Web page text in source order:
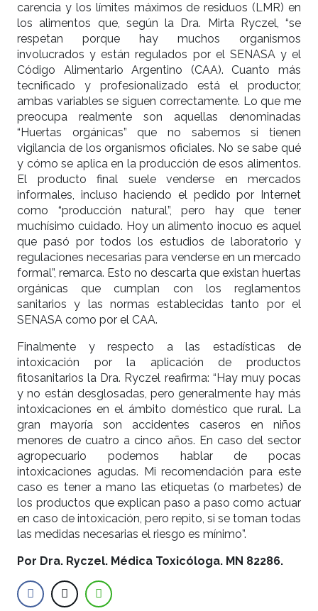
carencia y los límites máximos de residuos (LMR) en
los alimentos que, según la Dra. Mirta Ryczel, “se
respetan porque hay muchos organismos
involucrados y están regulados por el SENASA y el
Código Alimentario Argentino (CAA). Cuanto más
tecnificado y profesionalizado está el productor,
ambas variables se siguen correctamente. Lo que me
preocupa realmente son aquellas denominadas
“Huertas orgánicas” que no sabemos si tienen
vigilancia de los organismos oficiales. No se sabe qué
y cómo se aplica en la producción de esos alimentos.
El producto final suele venderse en mercados
informales, incluso haciendo el pedido por Internet
como “producción natural”, pero hay que tener
muchísimo cuidado. Hoy un alimento inocuo es aquel
que pasó por todos los estudios de laboratorio y
regulaciones necesarias para venderse en un mercado
formal”, remarca. Esto no descarta que existan huertas
orgánicas que cumplan con los reglamentos
sanitarios y las normas establecidas tanto por el
SENASA como por el CAA.
Finalmente y respecto a las estadísticas de
intoxicación por la aplicación de productos
fitosanitarios la Dra. Ryczel reafirma: “Hay muy pocas
y no están desglosadas, pero generalmente hay más
intoxicaciones en el ámbito doméstico que rural. La
gran mayoría son accidentes caseros en niños
menores de cuatro a cinco años. En caso del sector
agropecuario podemos hablar de pocas
intoxicaciones agudas. Mi recomendación para este
caso es tener a mano las etiquetas (o marbetes) de
los productos que explican paso a paso como actuar
en caso de intoxicación, pero repito, si se toman todas
las medidas necesarias el riesgo es mínimo”.
Por Dra. Ryczel. Médica Toxicóloga. MN 82286.